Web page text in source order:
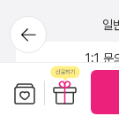
야 하는 지경에 이
다. 정신을 잃을
고 속삭였을 때
작한 시험이었다.
국어과 강사들은
했다. 그리고 아주
든, 남자든, 미국
학이라는, 자본이
야에 들어가도
뒤로가
기
일
1:1 문